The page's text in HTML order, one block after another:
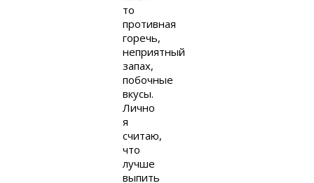
то
противная
горечь,
неприятный
запах,
побочные
вкусы.
Лично
я
считаю,
что
лучше
выпить